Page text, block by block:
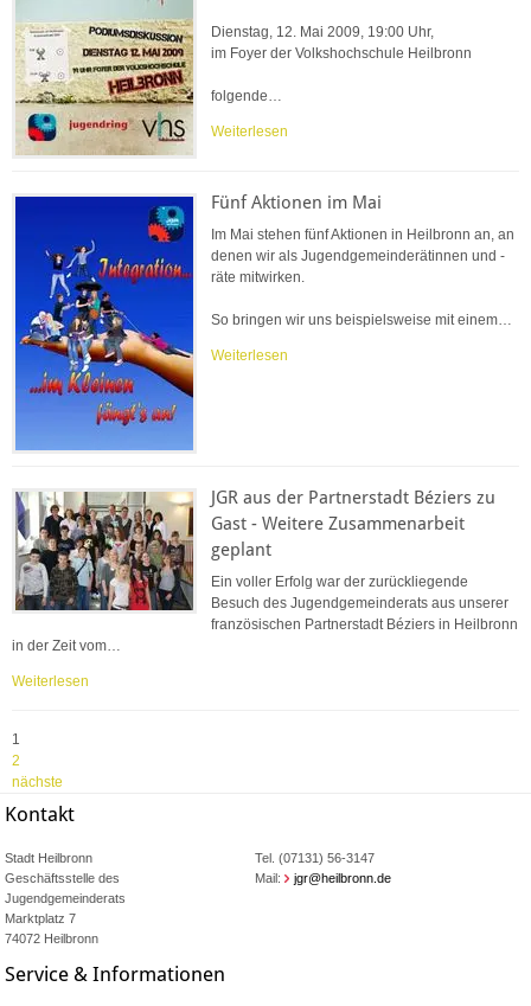
Dienstag, 12. Mai 2009, 19:00 Uhr,
im Foyer der Volkshochschule Heilbronn
folgende…
Weiterlesen
Fünf Aktionen im Mai
Im Mai stehen fünf Aktionen in Heilbronn an, an
denen wir als Jugendgemeinderätinnen und -
räte mitwirken.
So bringen wir uns beispielsweise mit einem…
Weiterlesen
JGR aus der Partnerstadt Béziers zu
Gast - Weitere Zusammenarbeit
geplant
Ein voller Erfolg war der zurückliegende
Besuch des Jugendgemeinderats aus unserer
französischen Partnerstadt Béziers in Heilbronn
in der Zeit vom…
Weiterlesen
1
2
nächste
Kontakt
Stadt Heilbronn
Geschäftsstelle des
Jugendgemeinderats
Marktplatz 7
74072 Heilbronn
Tel. (07131) 56-3147
Mail:
jgr@heilbronn.de
Service & Informationen